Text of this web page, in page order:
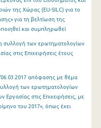
της Χώρας (EU-SILC) για το
για τη βελτίωση της
και συμπληρωθεί
συλλογή των ερωτηματολογίων
στις Επιχειρήσεις έτους
απόφασης με θέμα
των ερωτηματολογίων
στις Επιχειρήσεις, με
του 2017», όπως έχει